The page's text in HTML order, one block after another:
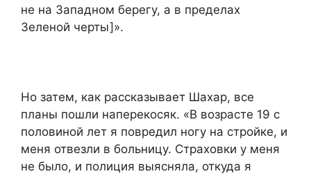
не на Западном берегу, а в пределах
Зеленой черты]».
Но затем, как рассказывает Шахар, все
планы пошли наперекосяк. «В возрасте 19 с
половиной лет я повредил ногу на стройке, и
меня отвезли в больницу. Страховки у меня
не было, и полиция выясняла, откуда я